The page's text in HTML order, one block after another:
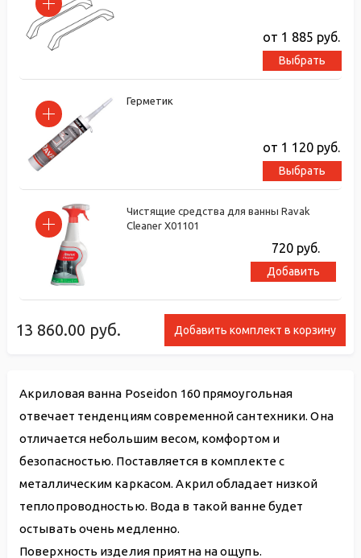
13 860.00 руб. Добавить комплект в корзину
от 1 885 руб.
Выбрать
Герметик
от 1 120 руб.
Выбрать
Чистящие средства для ванны Ravak
Cleaner X01101
720 руб.
Добавить
Акриловая ванна Poseidon 160 прямоугольная
отвечает тенденциям современной сантехники. Она
отличается небольшим весом, комфортом и
безопасностью. Поставляется в комплекте с
металлическим каркасом. Акрил обладает низкой
теплопроводностью. Вода в такой ванне будет
остывать очень медленно.
Поверхность изделия приятна на ощупь.